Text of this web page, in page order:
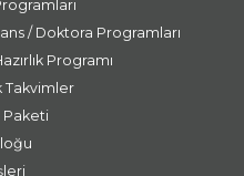
/ Doktora Programları
Programı
Takvimler
Paketi